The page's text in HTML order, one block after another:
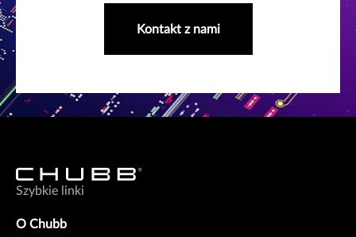
Kontakt z nami
Szybkie linki
O Chubb